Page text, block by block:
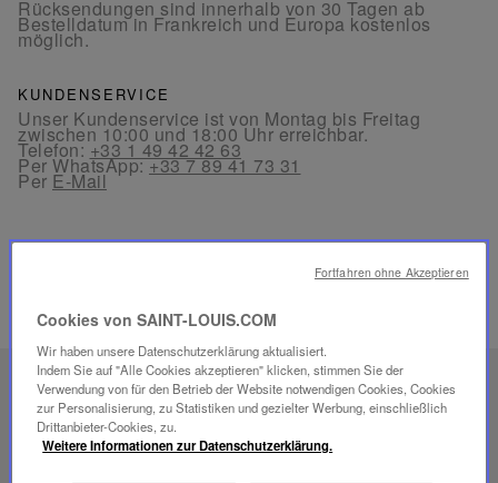
Rücksendungen sind innerhalb von 30 Tagen ab
Bestelldatum in Frankreich und Europa kostenlos
möglich.
KUNDENSERVICE
Unser Kundenservice ist von Montag bis Freitag
zwischen 10:00 und 18:00 Uhr erreichbar.
Telefon:+33 1 49 42 42 63
Per WhatsApp:+33 7 89 41 73 31
Per E-Mail
VERWANDTE PRODUKTE
EINZIGARTIGES
SAVOIR-FAIRE
FOLIA BELEUCHTUNG
Cookies von SAINT-LOUIS.COM
Wir haben unsere Datenschutzerklärung aktualisiert.
Indem Sie auf "Alle Cookies akzeptieren" klicken, stimmen Sie der
Verwendung von für den Betrieb der Website notwendigen Cookies, Cookies
zur Personalisierung, zu Statistiken und gezielter Werbung, einschließlich
Drittanbieter-Cookies, zu.
Weitere Informationen zur Datenschutzerklärung.
Fortfahren ohne Akzeptieren